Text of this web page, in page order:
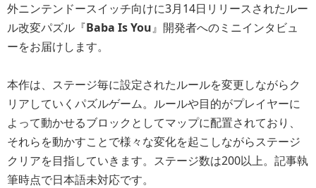
外ニンテンドースイッチ向けに3月14日リリースされたルー
ル改変パズル『Baba Is You』開発者へのミニインタビュ
ーをお届けします。
本作は、ステージ毎に設定されたルールを変更しながらク
リアしていくパズルゲーム。ルールや目的がプレイヤーに
よって動かせるブロックとしてマップに配置されており、
それらを動かすことで様々な変化を起こしながらステージ
クリアを目指していきます。ステージ数は200以上。記事執
筆時点で日本語未対応です。